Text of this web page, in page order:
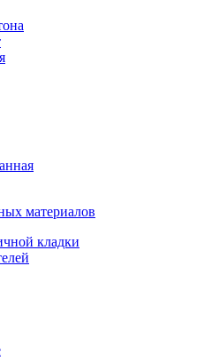
материалов
кладки